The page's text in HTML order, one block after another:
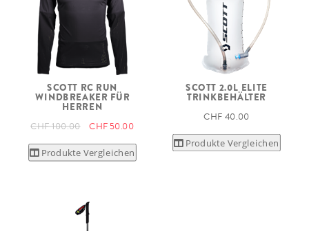
SCOTT RC RUN
WINDBREAKER FÜR
HERREN
CHF 100.00 CHF 50.00
Produkte Vergleichen
SCOTT 2.0L ELITE
TRINKBEHÄLTER
CHF 40.00
Produkte Vergleichen